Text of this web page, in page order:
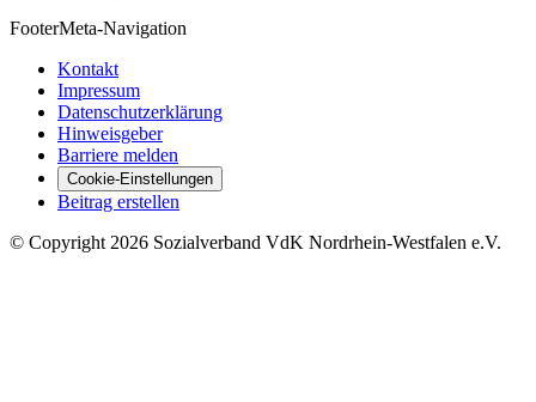
FooterMeta-Navigation
Kontakt
Impressum
Datenschutzerklärung
Hinweisgeber
Barriere melden
Cookie-Einstellungen
Beitrag erstellen
© Copyright2026 Sozialverband VdK Nordrhein-Westfalen e.V.